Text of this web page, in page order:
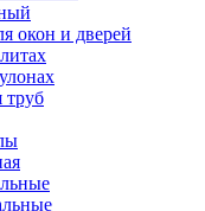
окон и дверей
труб